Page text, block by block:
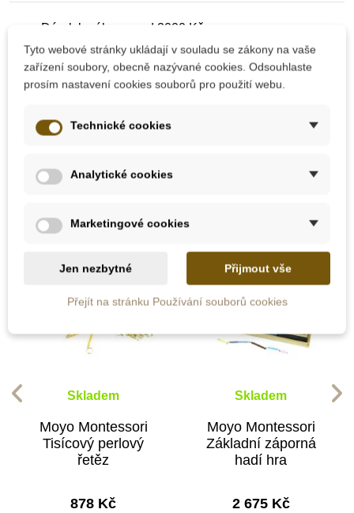
Dárek k nákupu nad 2000 Kč
kategorii:
Skladem
Moyo Montessori
Tisícový perlový
řetěz
878 Kč
Skladem
Moyo Montessori
Základní záporná
hadí hra
2 675 Kč
Tyto webové stránky ukládají v souladu se zákony na vaše
zařízení soubory, obecně nazývané cookies. Odsouhlaste
prosím nastavení cookies souborů pro použití webu.
Technické cookies
Analytické cookies
Marketingové cookies
Jen nezbytné Přijmout vše
Přejít na stránku Používání souborů cookies